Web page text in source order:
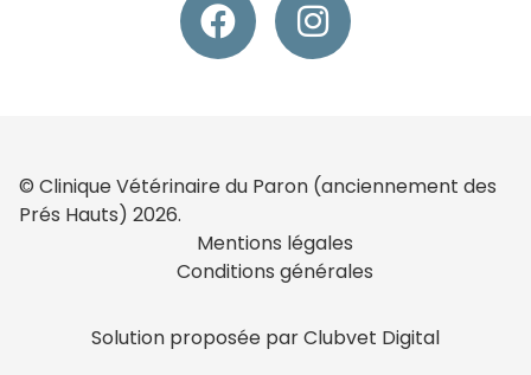
© Clinique Vétérinaire du Paron (anciennement des
Prés Hauts) 2026.
Mentions légales
Conditions générales
Solution proposée par Clubvet Digital